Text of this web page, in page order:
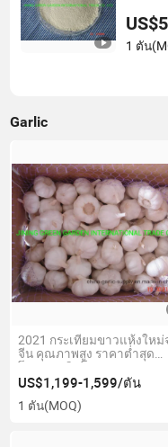
1 ตัน
Garlic
2021 กระเทียมขาวแห้งใหม่
จีน คุณภาพสูง ราคาต่ำสุด
โรงงานผลิตโดยตรง
ประสบการณ์ผู้ผลิต บริการดี
4.5cm,5.0cm,5.5cm E
US$1,199-1,599/ตัน
1 ตัน(MOQ)